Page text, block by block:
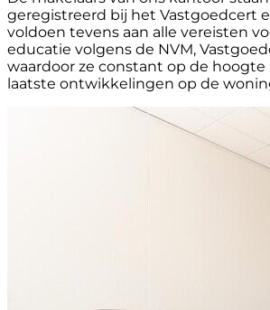
geregistreerd bij het Vastgoedcert
voldoen tevens aan alle vereisten
educatie volgens de NVM,
waardoor ze constant op de hoogte
laatste ontwikkelingen op de